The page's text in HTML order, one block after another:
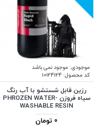
موجودی: موجود نمی باشد
کد محصول:10124124
رزین قابل شستشو با آب رنگ
سیاه فروزن PHROZEN WATER-
WASHABLE RESIN
0 تومان